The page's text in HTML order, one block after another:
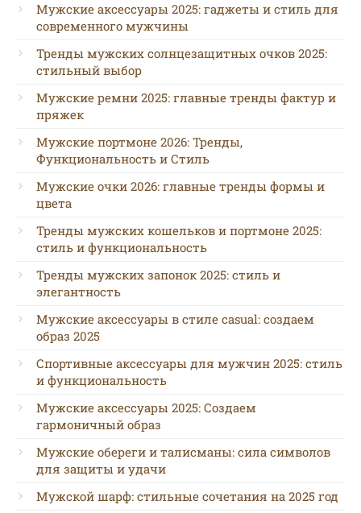
Мужские аксессуары 2025: гаджеты и стиль для
современного мужчины
Тренды мужских солнцезащитных очков 2025:
стильный выбор
Мужские ремни 2025: главные тренды фактур и
пряжек
Мужские портмоне 2026: Тренды,
Функциональность и Стиль
Мужские очки 2026: главные тренды формы и
цвета
Тренды мужских кошельков и портмоне 2025:
стиль и функциональность
Тренды мужских запонок 2025: стиль и
элегантность
Мужские аксессуары в стиле casual: создаем
образ 2025
Спортивные аксессуары для мужчин 2025: стиль
и функциональность
Мужские аксессуары 2025: Создаем
гармоничный образ
Мужские обереги и талисманы: сила символов
для защиты и удачи
Мужской шарф: стильные сочетания на 2025 год